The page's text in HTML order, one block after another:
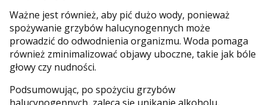
Ważne jest również, aby pić dużo wody, ponieważ
spożywanie grzybów halucynogennych może
prowadzić do odwodnienia organizmu. Woda pomaga
również zminimalizować objawy uboczne, takie jak bóle
głowy czy nudności.
Podsumowując, po spożyciu grzybów